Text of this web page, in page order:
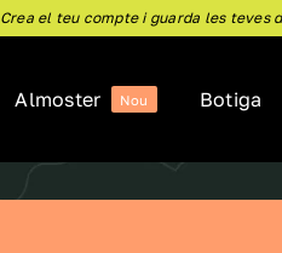
Crea el teu compte i guarda les teves
Almoster Nou Botiga